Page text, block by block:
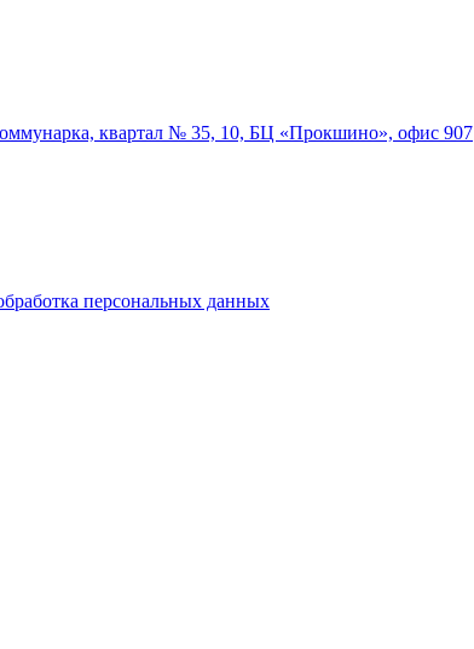
квартал № 35, 10, БЦ «Прокшино», офис 907
персональных данных